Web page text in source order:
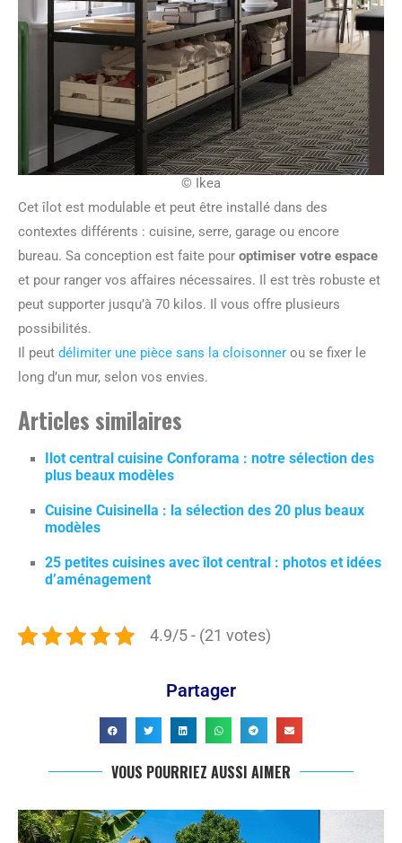
© Ikea
Cet îlot est modulable et peut être installé dans des
contextes différents : cuisine, serre, garage ou encore
bureau. Sa conception est faite pour optimiser votre espace
et pour ranger vos affaires nécessaires. Il est très robuste et
peut supporter jusqu’à 70 kilos. Il vous offre plusieurs
possibilités.
Il peut délimiter une pièce sans la cloisonner ou se fixer le
long d’un mur, selon vos envies.
Articles similaires
Ilot central cuisine Conforama : notre sélection des
plus beaux modèles
Cuisine Cuisinella : la sélection des 20 plus beaux
modèles
25 petites cuisines avec îlot central : photos et idées
d’aménagement
4.9/5 - (21 votes)
Partager
VOUS POURRIEZ AUSSI AIMER